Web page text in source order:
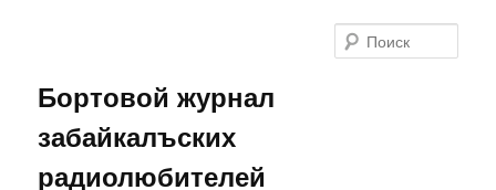
Бортовой журнал
забайкалъских
радиолюбителей